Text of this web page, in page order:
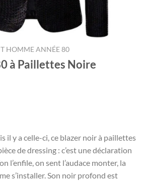
HOMME ANNÉE 80
à Paillettes Noire
il y a celle-ci, ce blazer noir à paillettes
de dressing : c’est une déclaration
l’enfile, on sent l’audace monter, la
s’installer. Son noir profond est